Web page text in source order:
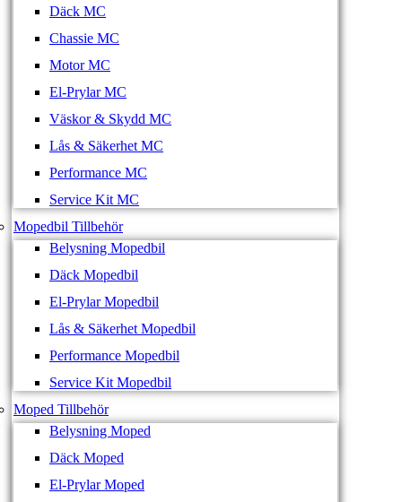
Däck MC
Chassie MC
Motor MC
El-Prylar MC
Väskor & Skydd MC
Lås & Säkerhet MC
Performance MC
Service Kit MC
Mopedbil Tillbehör
Belysning Mopedbil
Däck Mopedbil
El-Prylar Mopedbil
Lås & Säkerhet Mopedbil
Performance Mopedbil
Service Kit Mopedbil
Moped Tillbehör
Belysning Moped
Däck Moped
El-Prylar Moped